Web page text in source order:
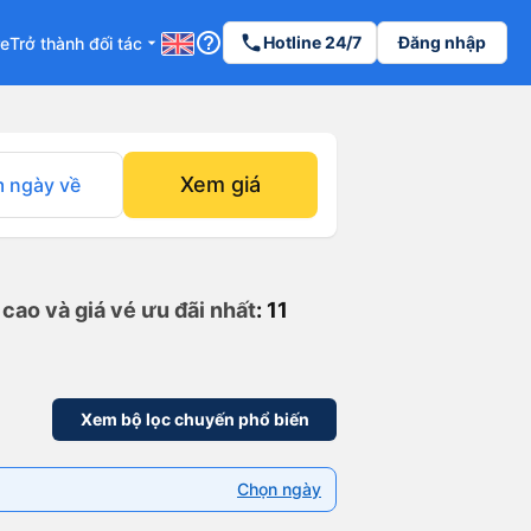
Trở thành đối tác arrow_drop_down help_outline phoneHotline 24/7 Đăng nhập
ngày về Xem giá
và giá vé ưu đãi nhất: 11
Xem bộ lọc chuyến phổ biến
Chọn ngày